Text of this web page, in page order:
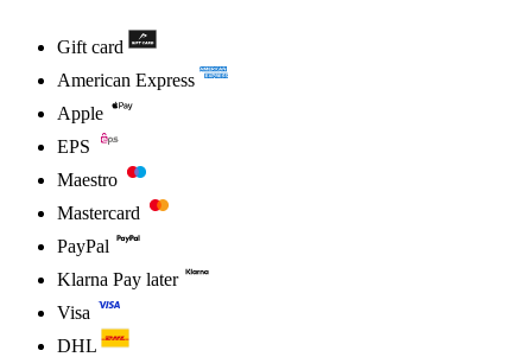
Gift card
American Express
Apple
EPS
Maestro
Mastercard
PayPal
Klarna Pay later
Visa
DHL